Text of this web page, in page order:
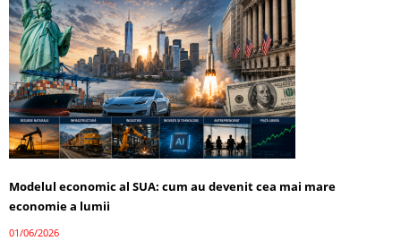
Modelul economic al SUA: cum au devenit cea mai mare
economie a lumii
01/06/2026